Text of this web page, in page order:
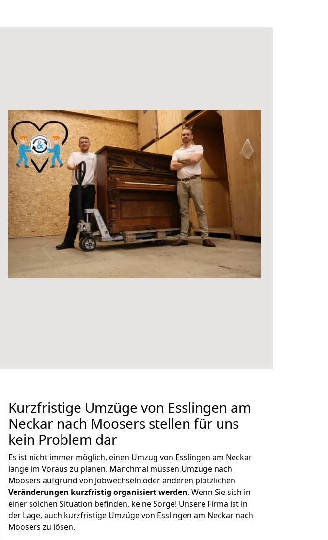
Kurzfristige Umzüge von Esslingen am
Neckar nach Moosers stellen für uns
kein Problem dar
Es ist nicht immer möglich, einen Umzug von Esslingen am Neckar
lange im Voraus zu planen. Manchmal müssen Umzüge nach
Moosers aufgrund von Jobwechseln oder anderen plötzlichen
Veränderungen kurzfristig organisiert werden. Wenn Sie sich in
einer solchen Situation befinden, keine Sorge! Unsere Firma ist in
der Lage, auch kurzfristige Umzüge von Esslingen am Neckar nach
Moosers zu lösen.